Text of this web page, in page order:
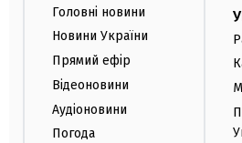
Головні новини
Новини України
Прямий ефір
Відеоновини
Аудіоновини
Погода